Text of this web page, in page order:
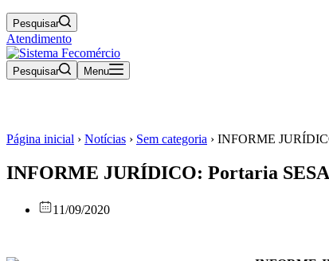
Pesquisar
Atendimento
Pesquisar Menu
Página inicial › Notícias › Sem categoria › INFORME
INFORME JURÍDICO: Portaria SESA
11/09/2020